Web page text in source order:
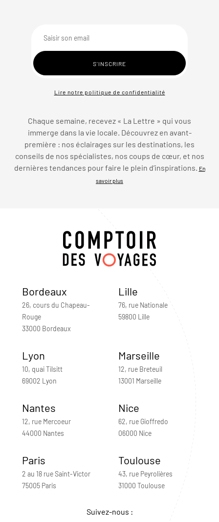
Lire notre politique de confidentialité
Chaque semaine, recevez « La Lettre » qui vous
immerge dans la vie locale. Découvrez en avant-
première : nos éclairages sur les destinations, les
conseils de nos spécialistes, nos coups de cœur, et nos
dernières tendances pour faire le plein d’inspirations.
En
savoir plus
Bordeaux
26, cours du Chapeau-
Rouge
33000 Bordeaux
Lille
76, rue Nationale
59800 Lille
Lyon
10, quai Tilsitt
69002 Lyon
Marseille
12, rue Breteuil
13001 Marseille
Nantes
12, rue Mercoeur
44000 Nantes
Nice
62, rue Gioffredo
06000 Nice
Paris
2 au 18 rue Saint-Victor
75005 Paris
Toulouse
43, rue Peyrolières
31000 Toulouse
Suivez-nous :